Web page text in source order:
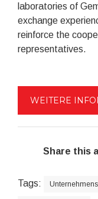
laboratories of
exchange
reinforce the
representatives.
WEITERE
Share this
Tags: